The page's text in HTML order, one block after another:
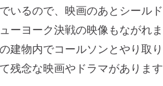
いるので、映画のあとシールド
ーヨーク決戦の映像もながれま
建物内でコールソンとやり取り
残念な映画やドラマがあります